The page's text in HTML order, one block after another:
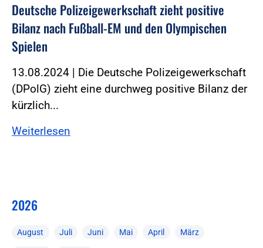
Deutsche Polizeigewerkschaft zieht positive
Bilanz nach Fußball-EM und den Olympischen
Spielen
13.08.2024 | Die Deutsche Polizeigewerkschaft
(DPolG) zieht eine durchweg positive Bilanz der
kürzlich...
Weiterlesen
2026
August Juli Juni Mai April März